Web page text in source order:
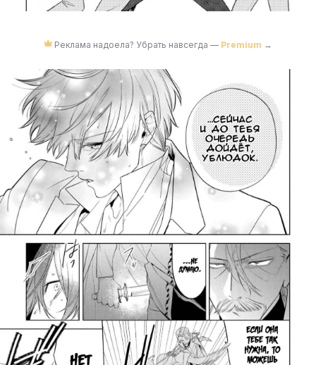
Реклама надоела? Убрать навсегда — Premium →